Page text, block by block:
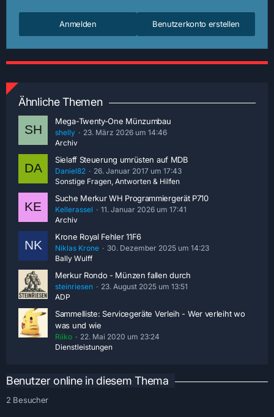
Benutzerkonto erstellen
Anmelden
Ähnliche Themen
Mega-Twenty-One Münzumbau
shelly
23. März 2026 um 14:46
Archiv
Sielaff Steuerung umrüsten auf MDB
Daniel82
26. Januar 2017 um 17:43
Sonstige Fragen, Antworten & Hilfen
Suche Merkur WH Programmiergerät P710
Kellerassel
11. Januar 2026 um 17:41
Archiv
Krone Royal Fehler 11F6
Niklas Krone
30. Dezember 2025 um 14:23
Bally Wulff
Merkur Rondo - Münzen fallen durch
steinriesen
23. August 2025 um 13:51
ADP
Sammelliste: Servicegeräte Verleih - Wer verleiht wo
was und wie
Riiko
22. Mai 2020 um 23:24
Dienstleistungen
Benutzer online in diesem Thema
2 Besucher